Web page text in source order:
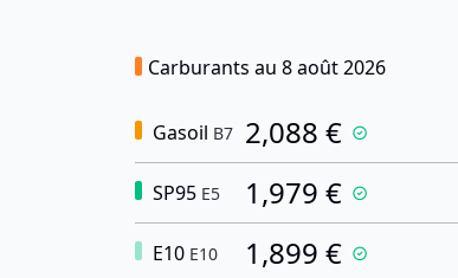
Carburants au 8 août 2026
Gasoil B7 2,088 €
SP95 E5 1,979 €
E10 E10 1,899 €